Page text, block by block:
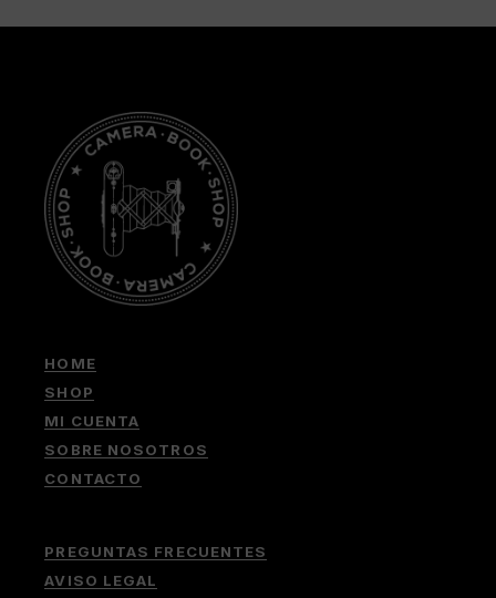
HOME
SHOP
MI CUENTA
SOBRE NOSOTROS
CONTACTO
PREGUNTAS FRECUENTES
AVISO LEGAL